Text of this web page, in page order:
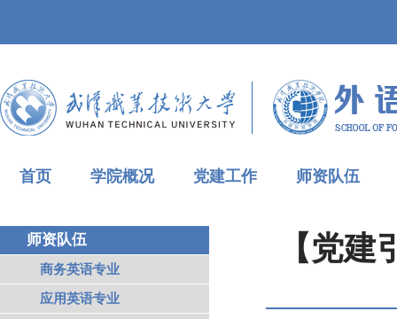
首页 学院概况 党建工作 师资队伍
师资队伍
商务英语专业
应用英语专业
【党